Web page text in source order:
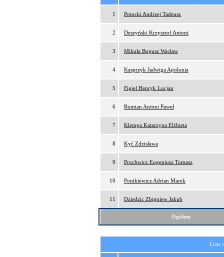
1 Potocki Andrzej Tadeusz
2 Deszyński Krzysztof Antoni
3 Mikuła Bogusz Wacław
4 Kasprzyk Jadwiga Apolonia
5 Figiel Henryk Lucjan
6 Rumian Antoni Paweł
7 Klempa Katarzyna Elżbieta
8 Kyć Zdzisława
9 Prochwicz Eugeniusz Tomasz
10 Ponikiewicz Adrian Marek
11 Dziedzic Zbigniew Jakub
Ogółem
Lista